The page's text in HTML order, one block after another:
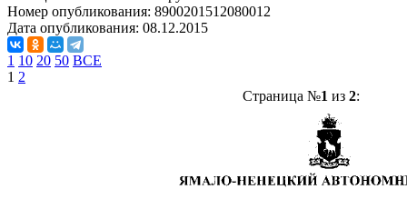
Номер опубликования: 8900201512080012
Дата опубликования: 08.12.2015
1 10 20 50 ВСЕ
1 2
Страница №1 из 2: